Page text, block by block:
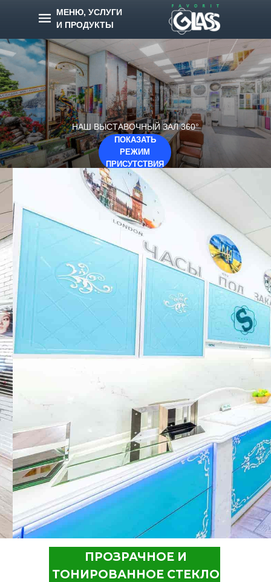
МЕНЮ, УСЛУГИ
И ПРОДУКТЫ
НАШ ВЫСТАВОЧНЫЙ ЗАЛ 360°
ПОКАЗАТЬ
РЕЖИМ
ПРИСУТСТВИЯ
ПРОЗРАЧНОЕ И
ТОНИРОВАННОЕ СТЕКЛО